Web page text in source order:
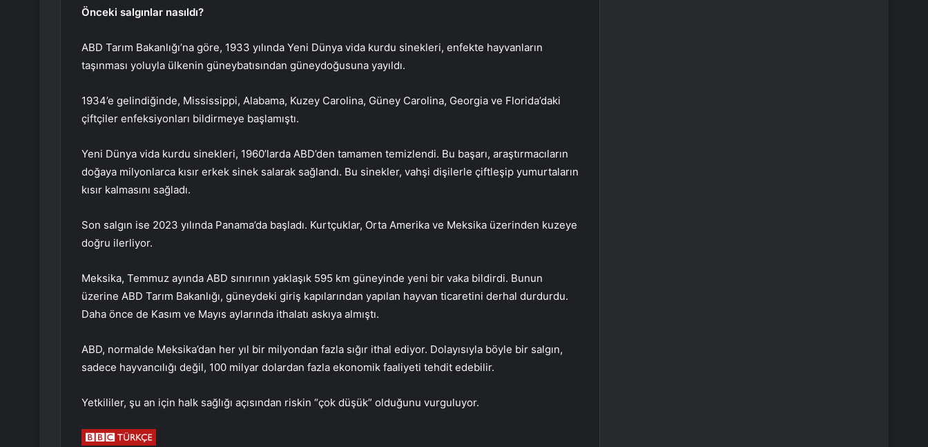
Önceki salgınlar nasıldı?
ABD Tarım Bakanlığı’na göre, 1933 yılında Yeni Dünya vida kurdu sinekleri, enfekte hayvanların
taşınması yoluyla ülkenin güneybatısından güneydoğusuna yayıldı.
1934’e gelindiğinde, Mississippi, Alabama, Kuzey Carolina, Güney Carolina, Georgia ve Florida’daki
çiftçiler enfeksiyonları bildirmeye başlamıştı.
Yeni Dünya vida kurdu sinekleri, 1960’larda ABD’den tamamen temizlendi. Bu başarı, araştırmacıların
doğaya milyonlarca kısır erkek sinek salarak sağlandı. Bu sinekler, vahşi dişilerle çiftleşip yumurtaların
kısır kalmasını sağladı.
Son salgın ise 2023 yılında Panama’da başladı. Kurtçuklar, Orta Amerika ve Meksika üzerinden kuzeye
doğru ilerliyor.
Meksika, Temmuz ayında ABD sınırının yaklaşık 595 km güneyinde yeni bir vaka bildirdi. Bunun
üzerine ABD Tarım Bakanlığı, güneydeki giriş kapılarından yapılan hayvan ticaretini derhal durdurdu.
Daha önce de Kasım ve Mayıs aylarında ithalatı askıya almıştı.
ABD, normalde Meksika’dan her yıl bir milyondan fazla sığır ithal ediyor. Dolayısıyla böyle bir salgın,
sadece hayvancılığı değil, 100 milyar dolardan fazla ekonomik faaliyeti tehdit edebilir.
Yetkililer, şu an için halk sağlığı açısından riskin “çok düşük” olduğunu vurguluyor.